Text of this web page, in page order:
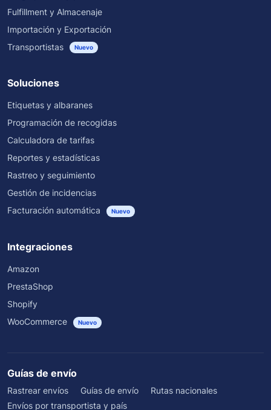
Fulfillment y Almacenaje
Importación y Exportación
Transportistas
Nuevo
Soluciones
Etiquetas y albaranes
Programación de recogidas
Calculadora de tarifas
Reportes y estadísticas
Rastreo y seguimiento
Gestión de incidencias
Facturación automática
Nuevo
Integraciones
Amazon
PrestaShop
Shopify
WooCommerce
Nuevo
Guías de envío
Rastrear envíos Guías de envío
Rutas nacionales
Envíos por transportista y país